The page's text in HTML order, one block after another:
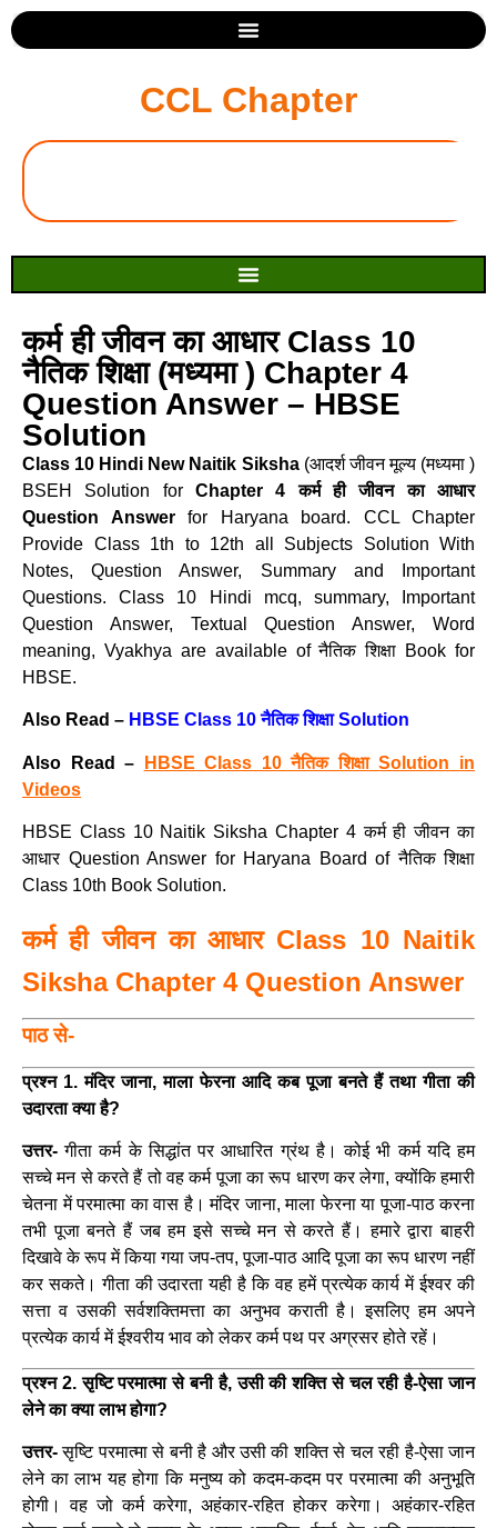
CCL Chapter
कर्म ही जीवन का आधार Class 10
नैतिक शिक्षा (मध्यमा ) Chapter 4
Question Answer – HBSE
Solution
Class 10 Hindi New Naitik Siksha(आदर्श जीवन मूल्य (मध्यमा )
BSEH Solution for Chapter 4 कर्म ही जीवन का आधार
Question Answerfor Haryana board. CCL Chapter
Provide Class 1th to 12th all Subjects Solution With
Notes, Question Answer, Summary and Important
Questions. Class 10 Hindi mcq, summary, Important
Question Answer, Textual Question Answer, Word
meaning, Vyakhya are available of नैतिक शिक्षा Book for
HBSE.
Also Read – HBSE Class 10 नैतिक शिक्षा Solution
Also Read –
HBSE Class 10 नैतिक शिक्षा Solution in
Videos
HBSE Class 10 Naitik Siksha Chapter 4 कर्म ही जीवन का
आधार Question Answer for Haryana Board of नैतिक शिक्षा
Class 10th Book Solution.
कर्म ही जीवन का आधार Class 10 Naitik
Siksha Chapter 4 Question Answer
पाठ से-
प्रश्न 1. मंदिर जाना, माला फेरना आदि कब पूजा बनते हैं तथा गीता की
उदारता क्या है?
उत्तर- गीता कर्म के सिद्धांत पर आधारित ग्रंथ है। कोई भी कर्म यदि हम
सच्चे मन से करते हैं तो वह कर्म पूजा का रूप धारण कर लेगा, क्योंकि हमारी
चेतना में परमात्मा का वास है। मंदिर जाना, माला फेरना या पूजा-पाठ करना
तभी पूजा बनते हैं जब हम इसे सच्चे मन से करते हैं। हमारे द्वारा बाहरी
दिखावे के रूप में किया गया जप-तप, पूजा-पाठ आदि पूजा का रूप धारण नहीं
कर सकते। गीता की उदारता यही है कि वह हमें प्रत्येक कार्य में ईश्वर की
सत्ता व उसकी सर्वशक्तिमत्ता का अनुभव कराती है। इसलिए हम अपने
प्रत्येक कार्य में ईश्वरीय भाव को लेकर कर्म पथ पर अग्रसर होते रहें।
प्रश्न 2. सृष्टि परमात्मा से बनी है, उसी की शक्ति से चल रही है-ऐसा जान
लेने का क्या लाभ होगा?
उत्तर-सृष्टि परमात्मा से बनी है और उसी की शक्ति से चल रही है-ऐसा जान
लेने का लाभ यह होगा कि मनुष्य को कदम-कदम पर परमात्मा की अनुभूति
होगी। वह जो कर्म करेगा, अहंकार-रहित होकर करेगा। अहंकार-रहित